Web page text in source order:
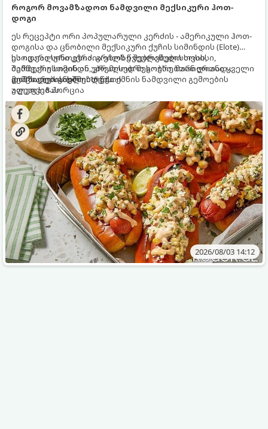
როგორ მოვამზადოთ ნამდვილი მექსიკური ჰოთ-
დოგი
ეს რეცეპტი ორი პოპულარული კერძის - ამერიკული ჰოთ-
დოგისა და ცნობილი მექსიკური ქუჩის სიმინდის (Elote)
საოცარი სინთეზია. გრილზე შებრაწული სოსისი,
შემწვარი სიმინდი, კრემისებრი სოუსი, მარილიანი ყველი
და ცხარე სანელებლები ქმნის ნამდვილი გემოების
აფეთქებას.
ეს იდეალური კერძია ეზოს წვეულებებისთვის,
ბარბექიუსთვის ან უბრალოდ მეგობრებთან ერთად
გემრიელი ვახშმისთვის.
მომზადების დრო: 15 წუთი
ულუფა: 8 პორცია
2026/08/03 14:12